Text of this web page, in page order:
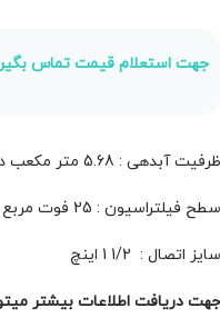
جهت استعلام قیمت تماس
آبدهی : 5.68 متر مکعب در ساعت
فیلتراسیون : 25 فوت مربع
اتصال : 1/2 1 اینچ
دریافت اطلاعات بیشتر